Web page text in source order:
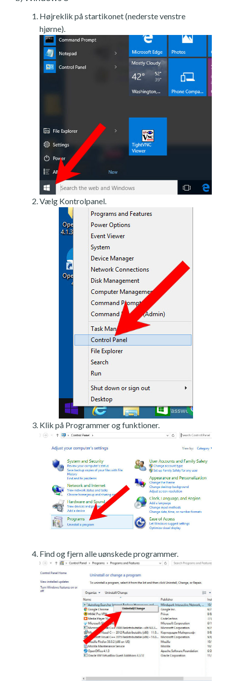
Højreklik på startikonet (nederste venstre
hjørne).
Vælg Kontrolpanel.
Klik på Programmer og funktioner.
Find og fjern alle uønskede programmer.